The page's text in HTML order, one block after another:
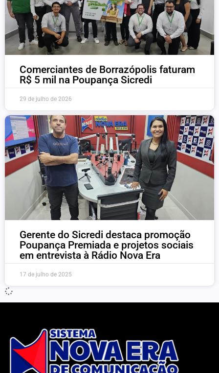
Comerciantes de Borrazópolis faturam
R$ 5 mil na Poupança Sicredi
29 de julho de 2026
Gerente do Sicredi destaca promoção
Poupança Premiada e projetos sociais
em entrevista à Rádio Nova Era
17 de julho de 2025